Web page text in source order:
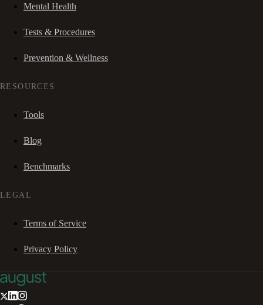
Mental Health
Tests & Procedures
Prevention & Wellness
RESOURCES
Tools
Blog
Benchmarks
LEGAL
Terms of Service
Privacy Policy